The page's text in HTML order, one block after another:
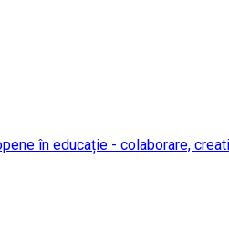
în educație - colaborare,